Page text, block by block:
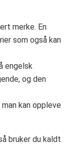
merke. En
som også kan
engelsk
og den
kan oppleve
bruker du kaldt